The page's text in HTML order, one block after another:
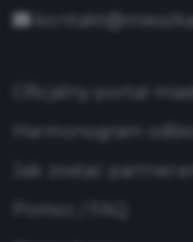
Oficjalny portal
Harmonogram
Jak zostać